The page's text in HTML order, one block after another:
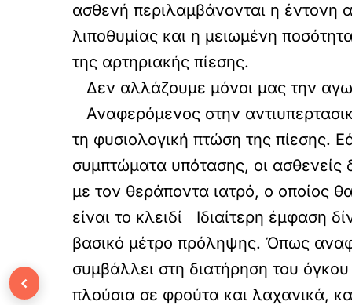
ασθενή περιλαμβάνονται η έντονη
λιποθυμίας και η μειωμένη
της αρτηριακής πίεσης.
Δεν αλλάζουμε μόνοι μας την
Αναφερόμενος στην
τη φυσιολογική πτώση της πίεσης.
συμπτώματα υπότασης, οι ασθενείς
με τον θεράποντα ιατρό, ο οποίος
είναι το κλειδί Ιδιαίτερη έμφαση
βασικό μέτρο πρόληψης. Όπως
συμβάλλει στη διατήρηση του
πλούσια σε φρούτα και λαχανικά,
‹